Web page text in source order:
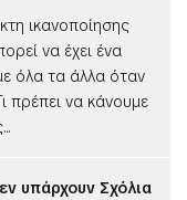
ικανοποίησης
να έχει ένα
όλα τα άλλα όταν
πρέπει να κάνουμε
υπάρχουν Σχόλια